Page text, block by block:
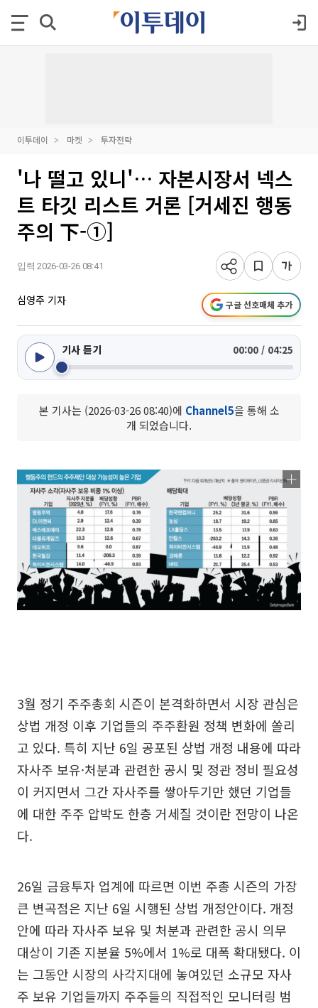
이투데이 마켓 투자전략
'나 떨고 있니'… 자본시장서 넥스
트 타깃 리스트 거론 [거세진 행동
주의 下-①]
입력 2026-03-26 08:41
심영주 기자 구글 선호매체 추가
기사 듣기 00:00 / 04:25
본 기사는 (2026-03-26 08:40)에 Channel5을 통해 소
개 되었습니다.
3월 정기 주주총회 시즌이 본격화하면서 시장 관심은
상법 개정 이후 기업들의 주주환원 정책 변화에 쏠리
고 있다. 특히 지난 6일 공포된 상법 개정 내용에 따라
자사주 보유·처분과 관련한 공시 및 정관 정비 필요성
이 커지면서 그간 자사주를 쌓아두기만 했던 기업들
에 대한 주주 압박도 한층 거세질 것이란 전망이 나온
다.
26일 금융투자 업계에 따르면 이번 주총 시즌의 가장
큰 변곡점은 지난 6일 시행된 상법 개정안이다. 개정
안에 따라 자사주 보유 및 처분과 관련한 공시 의무
대상이 기존 지분율 5%에서 1%로 대폭 확대됐다. 이
는 그동안 시장의 사각지대에 놓여있던 소규모 자사
주 보유 기업들까지 주주들의 직접적인 모니터링 범